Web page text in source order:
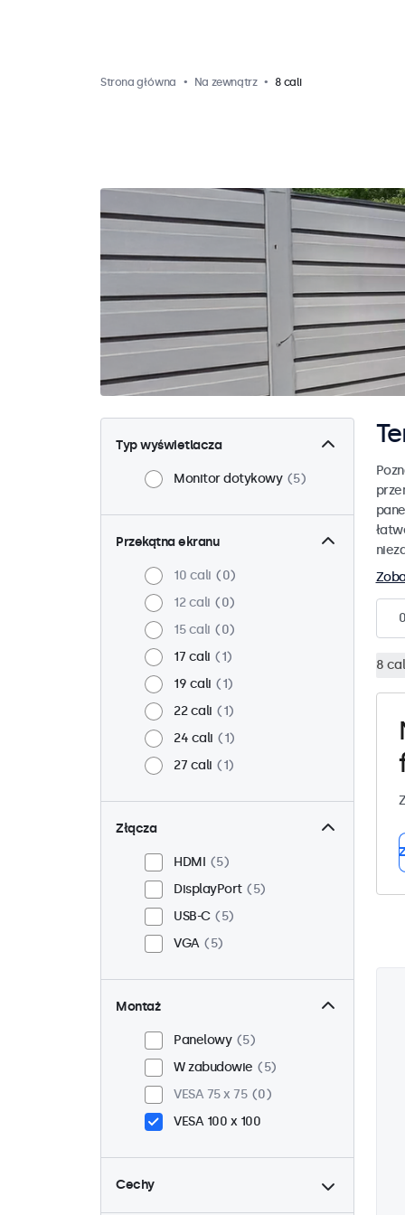
Strona główna Na zewnątrz 8 cali
Typ wyświetlacza
Monitor dotykowy 5
Przekątna ekranu
10 cali
0
12 cali
0
15 cali
0
17 cali
1
19 cali
1
22 cali
1
24 cali
1
27 cali
1
Złącza
HDMI
5
DisplayPort
5
USB-C
5
VGA
5
Montaż
Panelowy
5
W zabudowie
5
VESA 75 x 75
0
VESA 100 x 100
Cechy
4:3 / 5:4
0
0
8